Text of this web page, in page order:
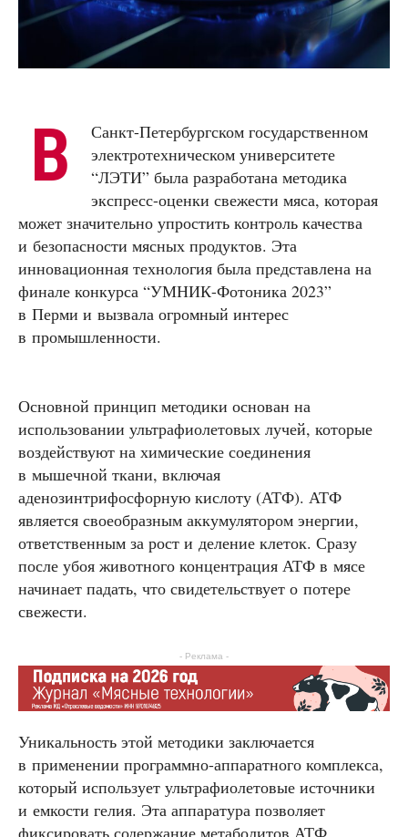
В
Санкт-Петербургском государственном
электротехническом университете
“ЛЭТИ” была разработана методика
экспресс-оценки свежести мяса, которая
может значительно упростить контроль качества
и безопасности мясных продуктов. Эта
инновационная технология была представлена на
финале конкурса “УМНИК-Фотоника 2023”
в Перми и вызвала огромный интерес
в промышленности.
Основной принцип методики основан на
использовании ультрафиолетовых лучей, которые
воздействуют на химические соединения
в мышечной ткани, включая
аденозинтрифосфорную кислоту (АТФ). АТФ
является своеобразным аккумулятором энергии,
ответственным за рост и деление клеток. Сразу
после убоя животного концентрация АТФ в мясе
начинает падать, что свидетельствует о потере
свежести.
- Реклама -
Уникальность этой методики заключается
в применении программно-аппаратного комплекса,
который использует ультрафиолетовые источники
и емкости гелия. Эта аппаратура позволяет